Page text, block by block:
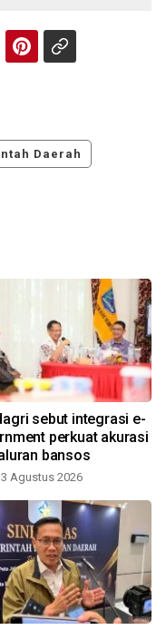
Daerah
sebut integrasi e-
perkuat akurasi
bansos
Agustus 2026